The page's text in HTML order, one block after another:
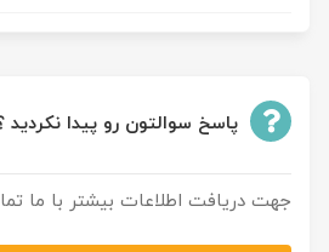
پاسخ سوالتون رو پیدا نکردید
جهت دریافت اطلاعات بیشتر با ما